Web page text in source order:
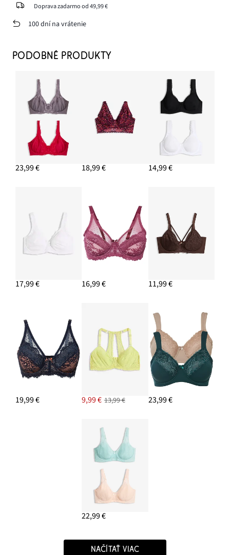
Doprava zadarmo od 49,99 €
100 dní na vrátenie
PODOBNÉ PRODUKTY
23,99 € 18,99 € 14,99 €
17,99 € 16,99 € 11,99 €
19,99 € 9,99 € 13,99 € 23,99 €
22,99 €
NAČÍTAŤ VIAC